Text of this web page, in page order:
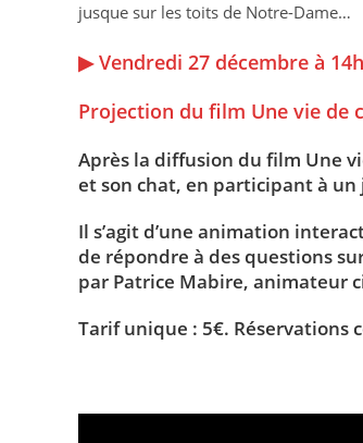
jusque sur les toits de Notre-Dame…
▶ Vendredi 27 décembre à
Projection du film Une vie de
Après la diffusion du film Une
et son chat, en participant à un
Il s’agit d’une animation
de répondre à des questions
par Patrice Mabire, animateur
Tarif unique : 5€. Réservations